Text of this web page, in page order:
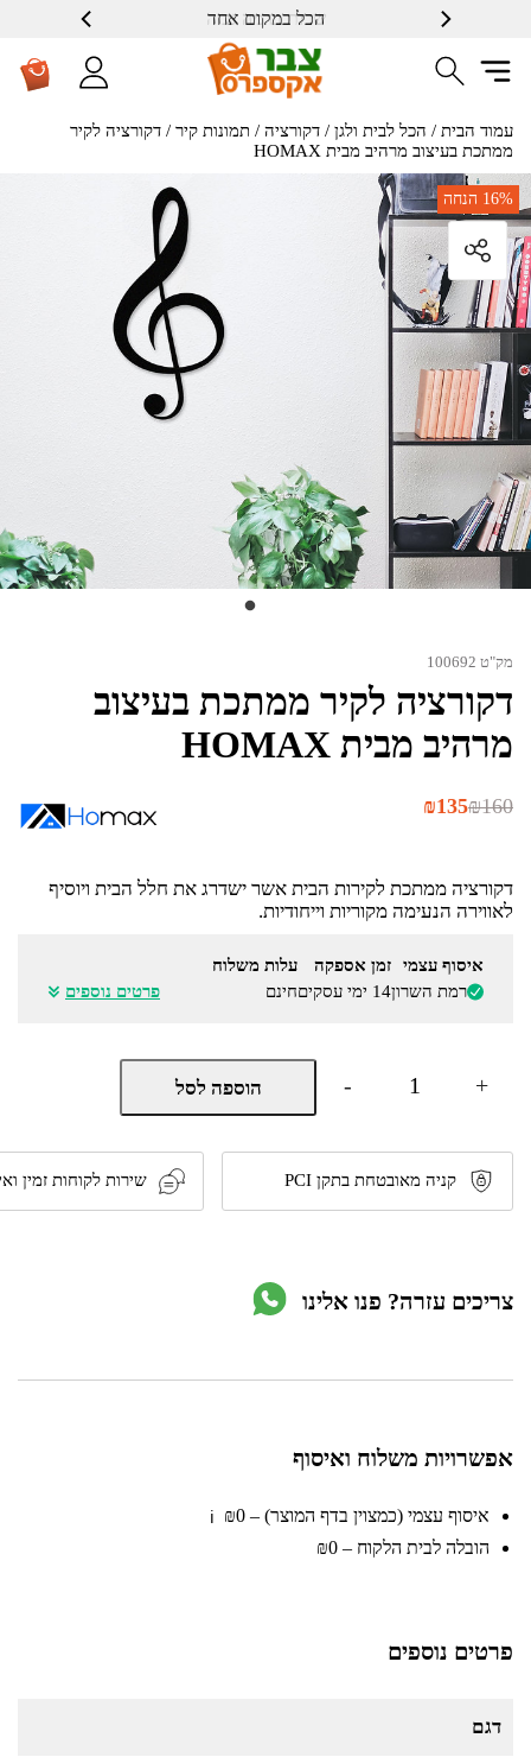
הכל במקום אחד
שרות ברמה גבוה
עמוד הבית / הכל לבית ולגן / דקורציה / תמונות קיר / דקורציה לקיר
ממתכת בעיצוב מרהיב מבית HOMAX
16% הנחה
מק"ט 100692
דקורציה לקיר ממתכת בעיצוב
מרהיב מבית HOMAX
₪160
המחיר
₪135המחיר
דקורציה ממתכת לקירות הבית אשר ישדרג את חלל הבית ויוסיף
לאווירה הנעימה מקוריות וייחודיות.
איסוף עצמי
רמת השרון
זמן אספקה
14 ימי עסקים
עלות משלוח
חינם
פרטים נוספים
-
כמות
דקורציה
ממתכת
בעיצוב
מרהיב
מבית
+ הוספה לסל
קניה מאובטחת בתקן PCI שירות לקוחות זמין
צריכים עזרה? פנו אלינו
אפשרויות משלוח ואיסוף
איסוף עצמי (כמצוין בדף המוצר) – ₪0 ℹ️
הובלה לבית הלקוח – ₪0
פרטים נוספים
דגם